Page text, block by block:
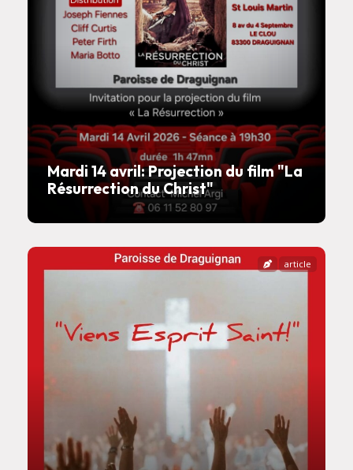
Mardi 14 avril: Projection du film "La
Résurrection du Christ"
article